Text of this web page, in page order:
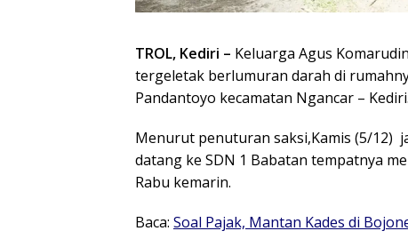
TROL, Kediri – Keluarga Agus
tergeletak berlumuran darah di
Pandantoyo kecamatan Ngancar – Kediri.
Menurut penuturan saksi,Kamis (5/12)
datang ke SDN 1 Babatan tempatnya
Rabu kemarin.
Baca: Soal Pajak, Mantan Kades di